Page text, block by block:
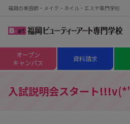
福岡の美容師・メイク・ネイル・エステ専門学校
オープン
キャンパス
資料請求
入試説明会スタート